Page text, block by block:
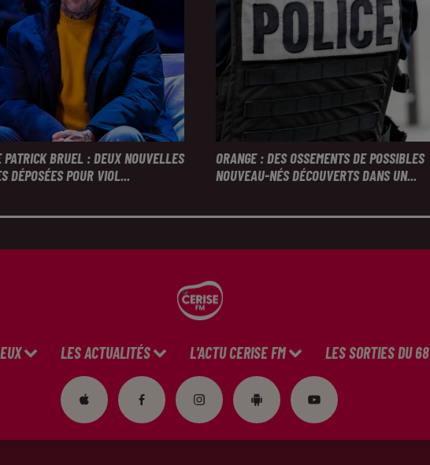
PATRICK BRUEL : DEUX NOUVELLES
DÉPOSÉES POUR VIOL...
ORANGE : DES OSSEMENTS DE POSSIBLES
NOUVEAU-NÉS DÉCOUVERTS DANS UN...
LES ACTUALITÉS L'ACTU CERISE FM LES SORTIES DU 68